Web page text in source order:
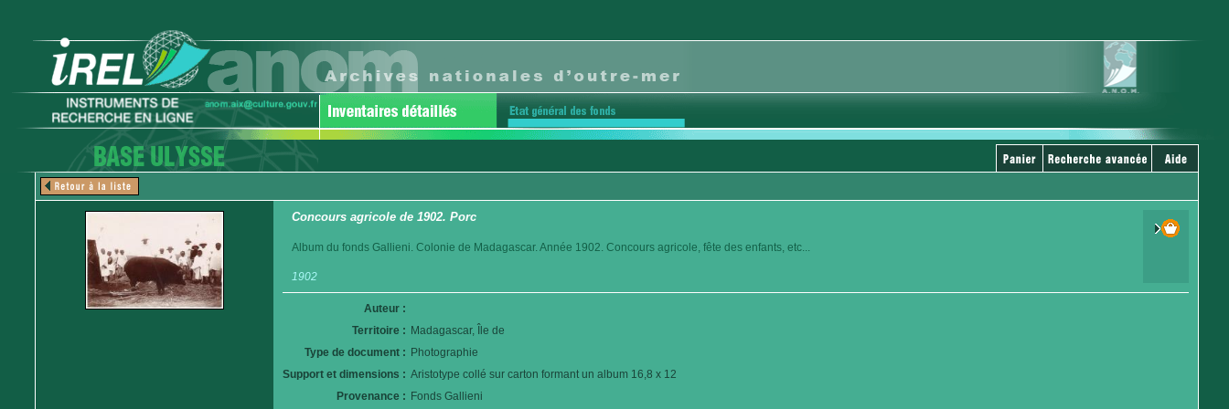
Concours agricole de 1902. Porc
Album du fonds Gallieni. Colonie de Madagascar. Année 1902. Concours agricole, fête des enfants, etc...
1902
Auteur :
Territoire : Madagascar, Île de
Type de document : Photographie
Support et dimensions : Aristotype collé sur carton formant un album 16,8 x 12
Provenance : Fonds Gallieni